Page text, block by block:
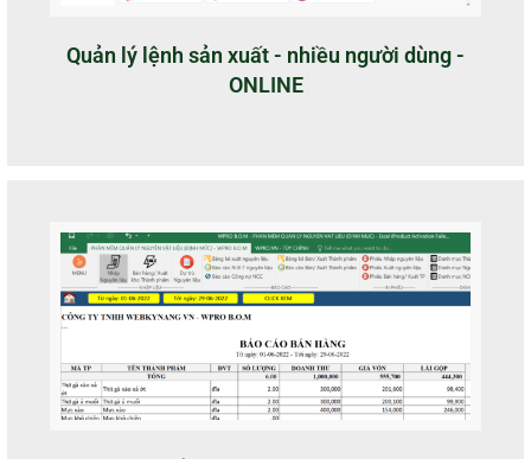
Quản lý lệnh sản xuất - nhiều người dùng -
ONLINE